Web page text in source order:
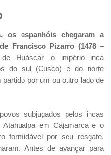
os espanhóis chegaram a
Francisco Pizarro (1478 –
Huáscar, o império inca
do sul (Cusco) e do norte
por um ou outro lado de
subjugados pelos incas
em Cajamarca e o
formidável por seu resgate.
Antes de avançar para